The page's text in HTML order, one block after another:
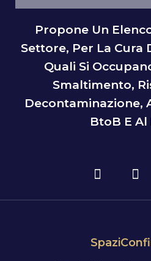
Propone Un
Settore, Per La Cura
Quali Si
Smaltimento,
Decontaminazione,
BtoB E Al